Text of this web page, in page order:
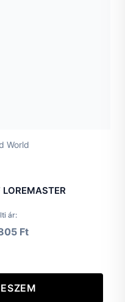
World
LOREMASTER
ár:
Ft